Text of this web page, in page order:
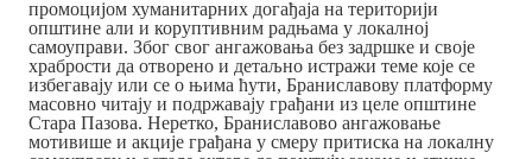
промоцијом хуманитарних догађаја на територији
општине али и коруптивним радњама у локалној
самоуправи. Због свог ангажовања без задршке и своје
храбрости да отворено и детаљно истражи теме које се
избегавају или се о њима ћути, Браниславову платформу
масовно читају и подржавају грађани из целе општине
Стара Пазова. Неретко, Браниславово ангажовање
мотивише и акције грађана у смеру притиска на локалну